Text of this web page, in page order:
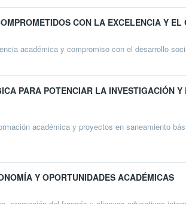
CON LA EXCELENCIA Y EL
académica y compromiso con el desarrollo
PARA POTENCIAR LA INVESTIGACIÓN Y
académica y proyectos en saneamiento
Y OPORTUNIDADES ACADÉMICAS